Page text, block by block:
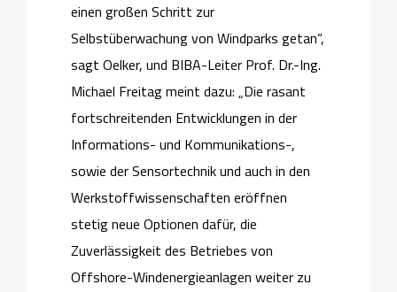
einen großen Schritt zur
Selbstüberwachung von Windparks getan“,
sagt Oelker, und BIBA-Leiter Prof. Dr.-Ing.
Michael Freitag meint dazu: „Die rasant
fortschreitenden Entwicklungen in der
Informations- und Kommunikations-,
sowie der Sensortechnik und auch in den
Werkstoffwissenschaften eröffnen
stetig neue Optionen dafür, die
Zuverlässigkeit des Betriebes von
Offshore-Windenergieanlagen weiter zu